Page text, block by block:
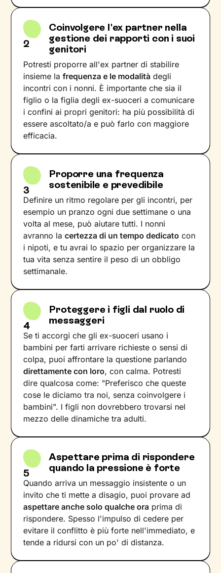
2
Coinvolgere l'ex partner nella
gestione dei rapporti con i suoi
genitori
Potresti proporre all'ex partner di stabilire
insieme lafrequenza e le modalità degli
incontri con i nonni. È importante che sia il
figlio o la figlia degli ex-suoceri a comunicare
i confini ai propri genitori: ha più possibilità di
essere ascoltato/a e può farlo con maggiore
efficacia.
3
Proporre una frequenza
sostenibile e prevedibile
Definire un ritmo regolare per gli incontri, per
esempio un pranzo ogni due settimane o una
volta al mese, può aiutare tutti. I nonni
avranno lacertezza di un tempo dedicato con
i nipoti, e tu avrai lo spazio per organizzare la
tua vita senza sentire il peso di un obbligo
settimanale.
4
Proteggere i figli dal ruolo di
messaggeri
Se ti accorgi che gli ex-suoceri usano i
bambini per farti arrivare richieste o sensi di
colpa, puoi affrontare la questione parlando
direttamente con loro, con calma. Potresti
dire qualcosa come: "Preferisco che queste
cose le diciamo tra noi, senza coinvolgere i
bambini". I figli non dovrebbero trovarsi nel
mezzo delle dinamiche tra adulti.
5
Aspettare prima di rispondere
quando la pressione è forte
Quando arriva un messaggio insistente o un
invito che ti mette a disagio, puoi provare ad
aspettare anche solo qualche ora prima di
rispondere. Spesso l'impulso di cedere per
evitare il conflitto è più forte nell'immediato, e
tende a ridursi con un po' di distanza.